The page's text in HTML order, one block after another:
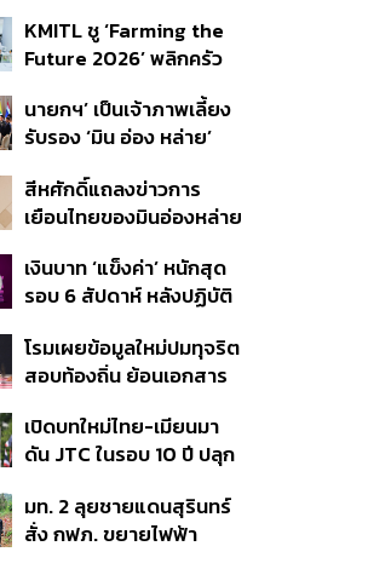
ล่าสุด
KMITL ชู ‘Farming the
Future 2026’ พลิกครัว
ด้วย One Health
นายกฯ’ เป็นเจ้าภาพเลี้ยง
รับรอง ‘มิน อ่อง หล่าย’
ร่วมงาน
สีหศักดิ์แถลงข่าวการ
เยือนไทยของมินอ่องหล่าย
สร้างสรรค์ ตรงไปตรงมา
ย้ำต้องการให้เมียนมากลับ
เงินบาท ‘แข็งค่า’ หนักสุด
รอบ 6 สัปดาห์ หลังปฏิบัติ
สหรัฐฯ-ญี่ปุ่น Standard
Chartered เปิดเป้าสิ้นปีนี้
ต่อดอลลาร์
โรมเผยข้อมูลใหม่ปมทุจริต
สอบท้องถิ่น ย้อนเอกสาร
อนุทิน จ่อสอบต่อเอี่ยว
ตัดตอน ม.บูรพา หรือไม่
เปิดบทใหม่ไทย-เมียนมา
ดัน JTC ในรอบ 10 ปี ปลุก
ชายแดน ท่าเรือน้ำลึก
ทวาย
มท. 2 ลุยชายแดนสุรินทร์
สั่ง กฟภ. ขยายไฟฟ้า